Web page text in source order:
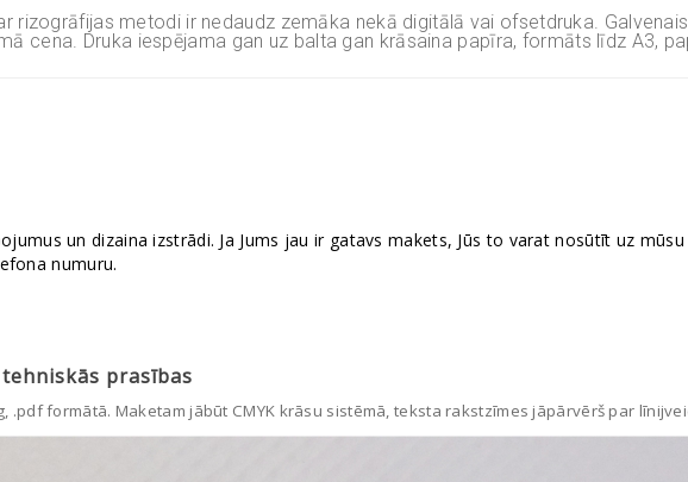
rizogrāfijas metodi ir nedaudz zemāka nekā digitālā vai ofsetdruka.
cena. Druka iespējama gan uz balta gan krāsaina papīra, formāts līdz A3,
un dizaina izstrādi. Ja Jums jau ir gatavs makets, Jūs to varat nosūtīt uz
numuru.
prasības
.pdf formātā. Maketam jābūt CMYK krāsu sistēmā, teksta rakstzīmes jāpārvērš par